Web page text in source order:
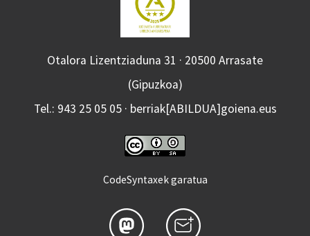
Otalora Lizentziaduna 31 · 20500 Arrasate
(Gipuzkoa)
Tel.: 943 25 05 05 · berriak[ABILDUA]goiena.eus
CodeSyntaxek garatua